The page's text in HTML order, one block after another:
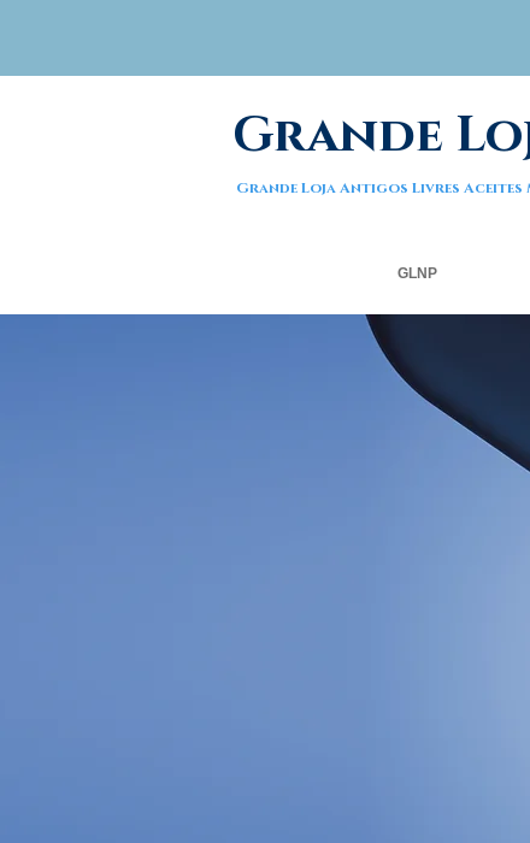
Grande
Grande Loja Antigos Livres
GLNP